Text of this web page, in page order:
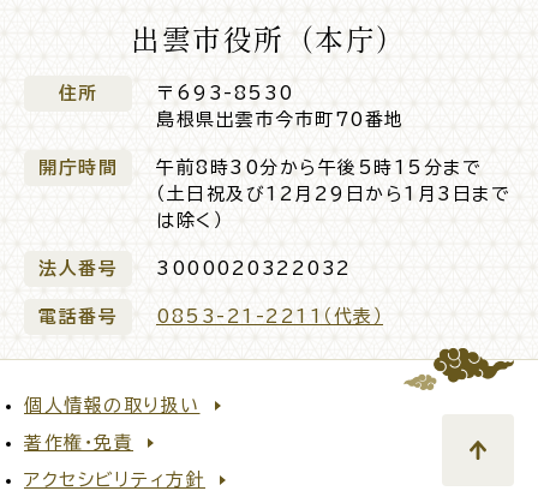
引っ越し 就職・転職・退職
おくやみ
出雲市役所（本庁）
住所
〒693-8530
島根県出雲市今市町70番地
開庁時間
午前8時30分から午後5時15分まで
（土日祝及び12月29日から1月3日まで
は除く）
法人番号 3000020322032
電話番号 0853-21-2211（代表）
個人情報の取り扱い
著作権・免責
アクセシビリティ方針